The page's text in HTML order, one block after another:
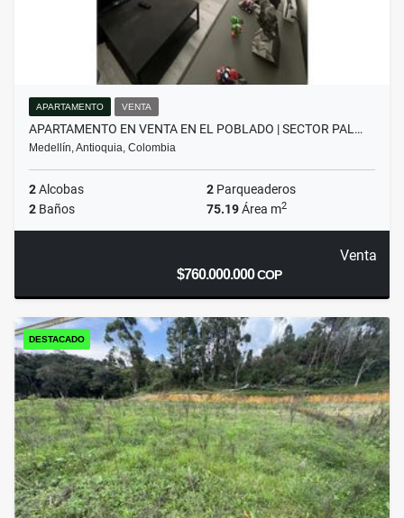
APARTAMENTO VENTA
APARTAMENTO EN VENTA EN EL POBLADO | SECTOR PAL…
Medellín, Antioquia, Colombia
2Alcobas 2 Parqueaderos
2 Baños 75.19Área m2
Venta
$760.000.000COP
DESTACADO